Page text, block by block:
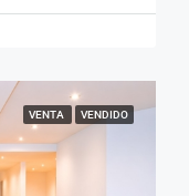
VENTA VENDIDO